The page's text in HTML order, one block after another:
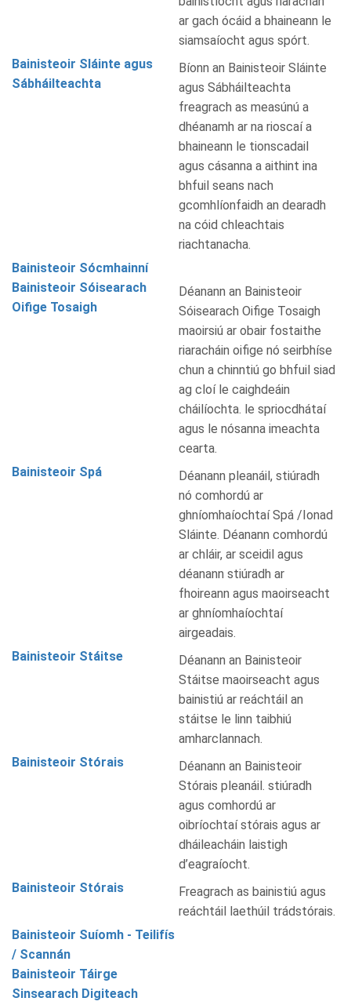
ar gach ócáid a bhaineann le
siamsaíocht agus spórt.
Bainisteoir Sláinte agus
Sábháilteachta
Bíonn an Bainisteoir Sláinte
agus Sábháilteachta
freagrach as measúnú a
dhéanamh ar na rioscaí a
bhaineann le tionscadail
agus cásanna a aithint ina
bhfuil seans nach
gcomhlíonfaidh an dearadh
na cóid chleachtais
riachtanacha.
Bainisteoir Sócmhainní
Bainisteoir Sóisearach
Oifige Tosaigh
Déanann an Bainisteoir
Sóisearach Oifige Tosaigh
maoirsiú ar obair fostaithe
riaracháin oifige nó seirbhíse
chun a chinntiú go bhfuil siad
ag cloí le caighdeáin
cháilíochta. le spriocdhátaí
agus le nósanna imeachta
cearta.
Bainisteoir Spá
Déanann pleanáil, stiúradh
nó comhordú ar
ghníomhaíochtaí Spá /Ionad
Sláinte. Déanann comhordú
ar chláir, ar sceidil agus
déanann stiúradh ar
fhoireann agus maoirseacht
ar ghníomhaíochtaí
airgeadais.
Bainisteoir Stáitse
Déanann an Bainisteoir
Stáitse maoirseacht agus
bainistiú ar reáchtáil an
stáitse le linn taibhiú
amharclannach.
Bainisteoir Stórais
Déanann an Bainisteoir
Stórais pleanáil. stiúradh
agus comhordú ar
oibríochtaí stórais agus ar
dháileacháin laistigh
d’eagraíocht.
Bainisteoir Stórais
Freagrach as bainistiú agus
reáchtáil laethúil trádstórais.
Bainisteoir Suíomh - Teilifís
/ Scannán
Bainisteoir Táirge
Sinsearach Digiteach